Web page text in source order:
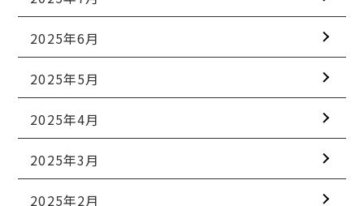
2025年6月
2025年5月
2025年4月
2025年3月
2025年2月